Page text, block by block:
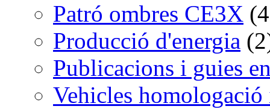
Patró ombres CE3X
Producció d'energia
Publicacions i guies
Vehicles